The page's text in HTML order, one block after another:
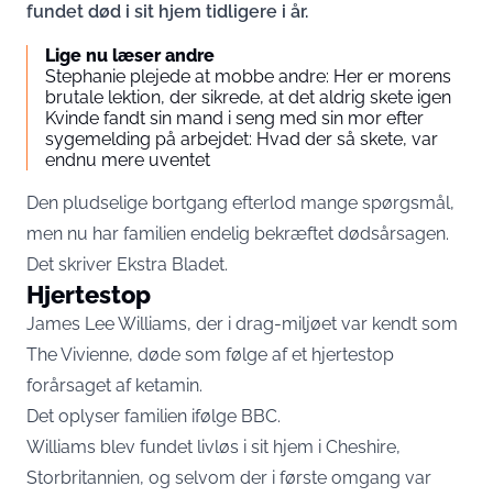
fundet død i sit hjem tidligere i år.
Lige nu læser andre
Stephanie plejede at mobbe andre: Her er morens
brutale lektion, der sikrede, at det aldrig skete igen
Kvinde fandt sin mand i seng med sin mor efter
sygemelding på arbejdet: Hvad der så skete, var
endnu mere uventet
Den pludselige bortgang efterlod mange spørgsmål,
men nu har familien endelig bekræftet dødsårsagen.
Det skriver Ekstra Bladet.
Hjertestop
James Lee Williams, der i drag-miljøet var kendt som
The Vivienne, døde som følge af et hjertestop
forårsaget af ketamin.
Det oplyser familien ifølge BBC.
Williams blev fundet livløs i sit hjem i Cheshire,
Storbritannien, og selvom der i første omgang var